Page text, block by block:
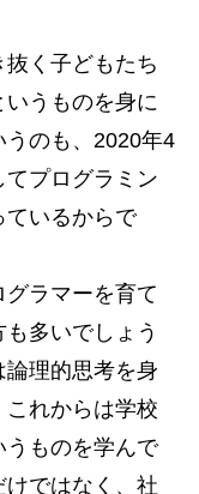
く子どもたち
うものを身に
のも、2020年4
てプログラミン
ているからで
ラマーを育て
多いでしょう
理的思考を身
れからは学校
うものを学んで
ではなく、社